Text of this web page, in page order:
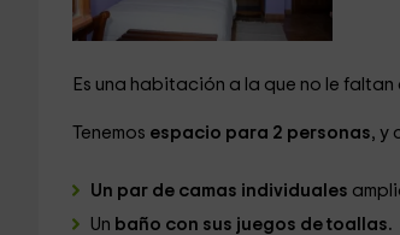
Es una habitación a la que no le
Tenemos espacio para 2 personas, y
Un par de camas individuales
Un baño con sus juegos de toallas.